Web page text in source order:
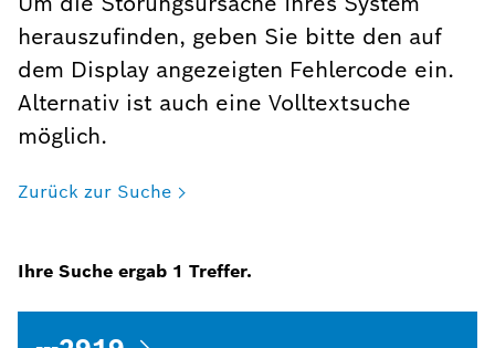
herauszufinden, geben Sie bitte den auf
dem Display angezeigten Fehlercode ein.
Alternativ ist auch eine Volltextsuche
möglich.
Zurück zur Suche
Ihre Suche ergab 1 Treffer.